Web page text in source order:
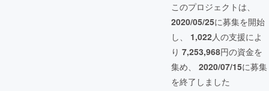
このプロジェクトは、
2020/05/25に募集を開始
し、 1,022人の支援によ
り 7,253,968円の資金を
集め、 2020/07/15に募集
を終了しました